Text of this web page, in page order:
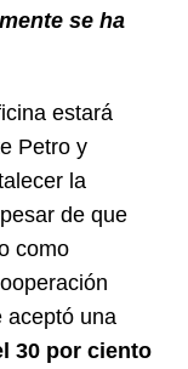
se ha
estará
Petro y
la
de que
como
aceptó una
30 por ciento